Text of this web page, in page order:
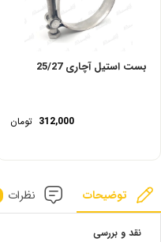
بست استیل آچاری 25/27
312,000 تومان
توضیحات نظرات
نقد و بررسی